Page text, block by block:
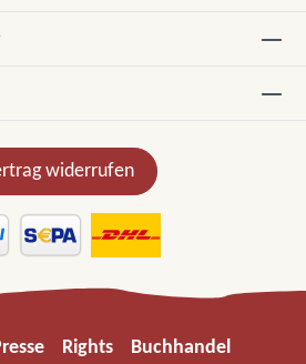
widerrufen
Rights Buchhandel